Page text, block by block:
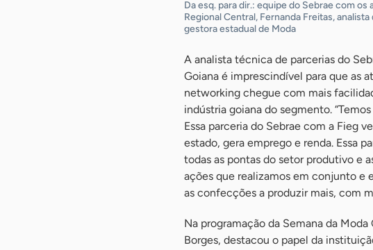
Da esq. para dir.: equipe do Sebrae com
Regional Central, Fernanda Freitas,
gestora estadual de Moda
A analista técnica de parcerias do
Goiana é imprescindível para que as
networking chegue com mais
indústria goiana do segmento.
Essa parceria do Sebrae com a Fieg
estado, gera emprego e renda. Essa
todas as pontas do setor produtivo e
ações que realizamos em conjunto e
as confecções a produzir mais, com
Na programação da Semana da
Borges, destacou o papel da